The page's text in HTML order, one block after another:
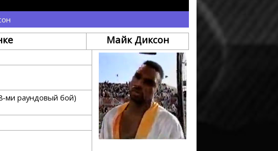
Майк Диксон
ми раундовый бой)